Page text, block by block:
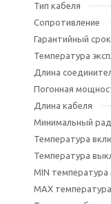
Тип кабеля
Сопротивление
Гарантийный срок
Температура
Длина
Погонная
Длина кабеля
Минимальный
Температура
Температура
МIN
МАХ температура